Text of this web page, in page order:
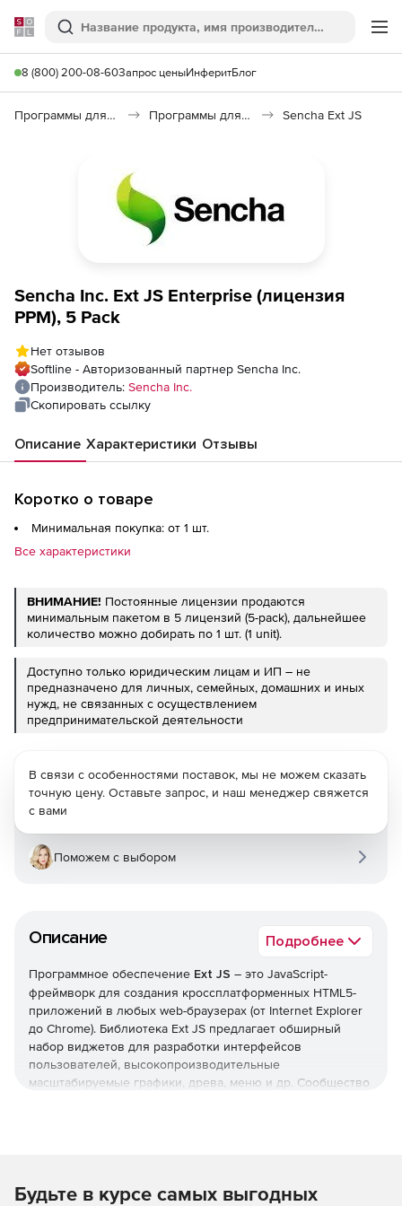
Softline
Поиск
8 (800) 200-08-60Запрос ценыИнферитБлог
Программы для программирования Программы для разработки ПО Sencha Ext JS
Sencha Inc. Ext JS Enterprise (лицензия
PPM), 5 Pack
Нет отзывов
Softline - Авторизованный партнер Sencha Inc.
Производитель: Sencha Inc.
Скопировать ссылку
Описание Характеристики Отзывы
Коротко о товаре
Минимальная покупка: от 1 шт.
Все характеристики
ВНИМАНИЕ! Постоянные лицензии продаются
минимальным пакетом в 5 лицензий (5-pack), дальнейшее
количество можно добирать по 1 шт. (1 unit).
Доступно только юридическим лицам и ИП – не
предназначено для личных, семейных, домашних и иных
нужд, не связанных с осуществлением
предпринимательской деятельности
Описание Подробнее
Программное обеспечение Ext JS – это JavaScript-
фреймворк для создания кроссплатформенных HTML5-
приложений в любых web-браузерах (от Internet Explorer
до Chrome). Библиотека Ext JS предлагает обширный
набор виджетов для разработки интерфейсов
пользователей, высокопроизводительные
масштабируемые графики, древа, меню и др. Сообщество
событий и других новшеств Web 2.0. Библиотека Ext JS
В связи с особенностями поставок, мы не можем сказать
точную цену. Оставьте запрос, и наш менеджер свяжется
с вами
Поможем с выбором
Будьте в курсе самых выгодных